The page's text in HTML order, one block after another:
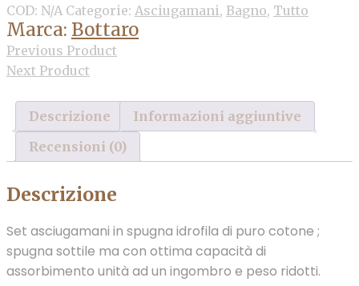
COD: N/A Categorie: Asciugamani, Bagno, Tutto
Marca: Bottaro
Previous Product
Next Product
Descrizione
Informazioni aggiuntive
Recensioni (0)
Descrizione
Set asciugamani in spugna idrofila di puro cotone ;
spugna sottile ma con ottima capacità di
assorbimento unità ad un ingombro e peso ridotti.